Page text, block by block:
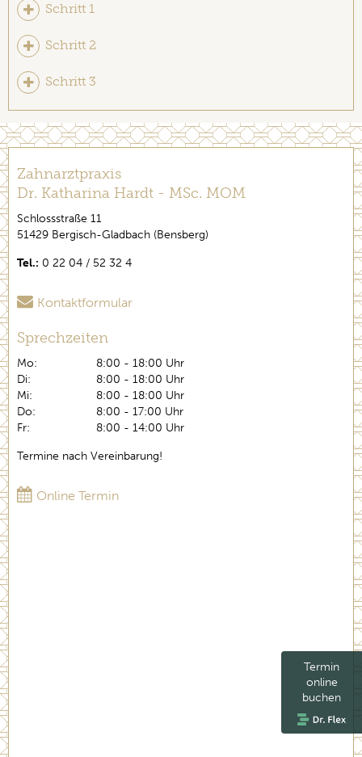
Schritt 1
Schritt 2
Schritt 3
Zahnarztpraxis
Dr. Katharina Hardt - MSc. MOM
Schlossstraße 11
51429 Bergisch-Gladbach (Bensberg)
Tel.: 0 22 04 / 52 32 4
Kontaktformular
Sprechzeiten
Mo:
8:00 - 18:00 Uhr
Di:
8:00 - 18:00 Uhr
Mi:
8:00 - 18:00 Uhr
Do:
8:00 - 17:00 Uhr
Fr:
8:00 - 14:00 Uhr
Termine nach Vereinbarung!
Online Termin
Termin
online
buchen